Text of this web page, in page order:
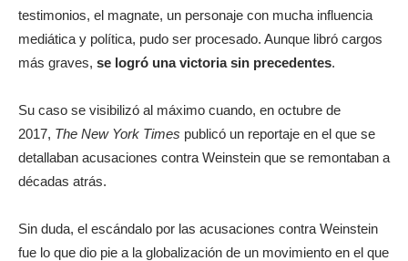
testimonios, el magnate, un personaje con mucha influencia
mediática y política, pudo ser procesado. Aunque libró cargos
más graves, se logró una victoria sin precedentes.
Su caso se visibilizó al máximo cuando, en octubre de
2017, The New York Times publicó un reportaje en el que se
detallaban acusaciones contra Weinstein que se remontaban a
décadas atrás.
Sin duda, el escándalo por las acusaciones contra Weinstein
fue lo que dio pie a la globalización de un movimiento en el que